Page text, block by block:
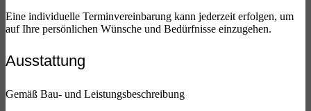
Eine individuelle Terminvereinbarung kann jederzeit erfolgen, um
auf Ihre persönlichen Wünsche und Bedürfnisse einzugehen.
Ausstattung
Gemäß Bau- und Leistungsbeschreibung